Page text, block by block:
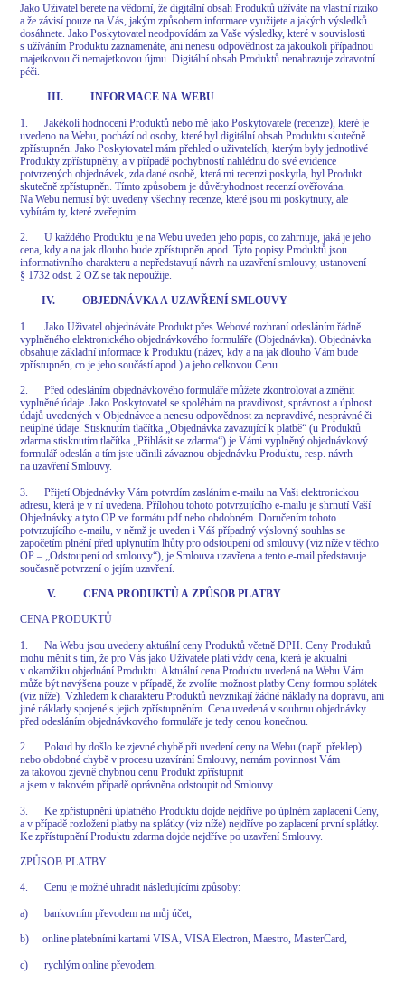
Jako Uživatel berete na vědomí, že digitální obsah Produktů užíváte na vlastní riziko
a že závisí pouze na Vás, jakým způsobem informace využijete a jakých výsledků
dosáhnete. Jako Poskytovatel neodpovídám za Vaše výsledky, které v souvislosti
s užíváním Produktu zaznamenáte, ani nenesu odpovědnost za jakoukoli případnou
majetkovou či nemajetkovou újmu. Digitální obsah Produktů nenahrazuje zdravotní
péči.
III. INFORMACE NA WEBU
1. Jakékoli hodnocení Produktů nebo mě jako Poskytovatele (recenze), které je
uvedeno na Webu, pochází od osoby, které byl digitální obsah Produktu skutečně
zpřístupněn. Jako Poskytovatel mám přehled o uživatelích, kterým byly jednotlivé
Produkty zpřístupněny, a v případě pochybností nahlédnu do své evidence
potvrzených objednávek, zda dané osobě, která mi recenzi poskytla, byl Produkt
skutečně zpřístupněn. Tímto způsobem je důvěryhodnost recenzí ověřována.
Na Webu nemusí být uvedeny všechny recenze, které jsou mi poskytnuty, ale
vybírám ty, které zveřejním.
2. U každého Produktu je na Webu uveden jeho popis, co zahrnuje, jaká je jeho
cena, kdy a na jak dlouho bude zpřístupněn apod. Tyto popisy Produktů jsou
informativního charakteru a nepředstavují návrh na uzavření smlouvy, ustanovení
§ 1732 odst. 2 OZ se tak nepoužije.
IV. OBJEDNÁVKA A UZAVŘENÍ SMLOUVY
1. Jako Uživatel objednáváte Produkt přes Webové rozhraní odesláním řádně
vyplněného elektronického objednávkového formuláře (Objednávka). Objednávka
obsahuje základní informace k Produktu (název, kdy a na jak dlouho Vám bude
zpřístupněn, co je jeho součástí apod.) a jeho celkovou Cenu.
2. Před odesláním objednávkového formuláře můžete zkontrolovat a změnit
vyplněné údaje. Jako Poskytovatel se spoléhám na pravdivost, správnost a úplnost
údajů uvedených v Objednávce a nenesu odpovědnost za nepravdivé, nesprávné či
neúplné údaje. Stisknutím tlačítka „Objednávka zavazující k platbě“ (u Produktů
zdarma stisknutím tlačítka „Přihlásit se zdarma“) je Vámi vyplněný objednávkový
formulář odeslán a tím jste učinili závaznou objednávku Produktu, resp. návrh
na uzavření Smlouvy.
3. Přijetí Objednávky Vám potvrdím zasláním e-mailu na Vaši elektronickou
adresu, která je v ní uvedena. Přílohou tohoto potvrzujícího e-mailu je shrnutí Vaší
Objednávky a tyto OP ve formátu pdf nebo obdobném. Doručením tohoto
potvrzujícího e-mailu, v němž je uveden i Váš případný výslovný souhlas se
započetím plnění před uplynutím lhůty pro odstoupení od smlouvy (viz níže v těchto
OP – „Odstoupení od smlouvy“), je Smlouva uzavřena a tento e-mail představuje
současně potvrzení o jejím uzavření.
V. CENA PRODUKTŮ A ZPŮSOB PLATBY
CENA PRODUKTŮ
1. Na Webu jsou uvedeny aktuální ceny Produktů včetně DPH. Ceny Produktů
mohu měnit s tím, že pro Vás jako Uživatele platí vždy cena, která je aktuální
v okamžiku objednání Produktu. Aktuální cena Produktu uvedená na Webu Vám
může být navýšena pouze v případě, že zvolíte možnost platby Ceny formou splátek
(viz níže). Vzhledem k charakteru Produktů nevznikají žádné náklady na dopravu, ani
jiné náklady spojené s jejich zpřístupněním. Cena uvedená v souhrnu objednávky
před odesláním objednávkového formuláře je tedy cenou konečnou.
2. Pokud by došlo ke zjevné chybě při uvedení ceny na Webu (např. překlep)
nebo obdobné chybě v procesu uzavírání Smlouvy, nemám povinnost Vám
za takovou zjevně chybnou cenu Produkt zpřístupnit
a jsem v takovém případě oprávněna odstoupit od Smlouvy.
3. Ke zpřístupnění úplatného Produktu dojde nejdříve po úplném zaplacení Ceny,
a v případě rozložení platby na splátky (viz níže) nejdříve po zaplacení první splátky.
Ke zpřístupnění Produktu zdarma dojde nejdříve po uzavření Smlouvy.
ZPŮSOB PLATBY
4. Cenu je možné uhradit následujícími způsoby:
a) bankovním převodem na můj účet,
b) online platebními kartami VISA, VISA Electron, Maestro, MasterCard,
c) rychlým online převodem.